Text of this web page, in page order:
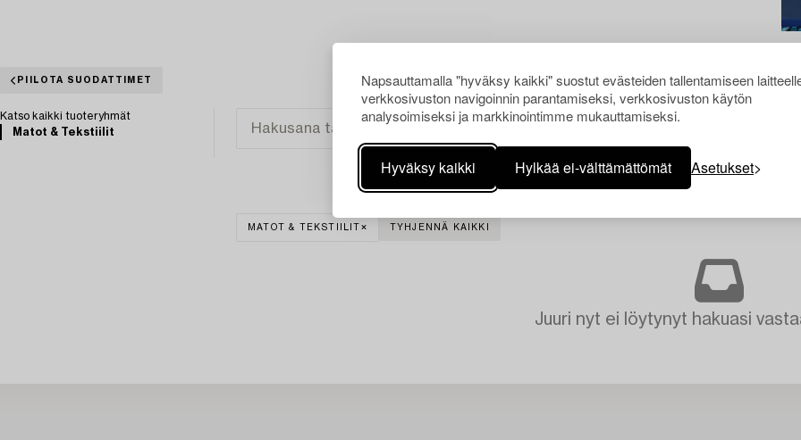
Napsauttamalla "hyväksy kaikki" suostut evästeiden tallentamiseen
verkkosivuston navigoinnin parantamiseksi, verkkosivuston käytön
analysoimiseksi ja markkinointimme mukauttamiseksi.
Hyväksy kaikki Hylkää ei-välttämättömät Asetukset
PIILOTA SUODATTIMET
Katso kaikki tuoteryhmät
Matot & Tekstiilit
MATOT & TEKSTIILIT TYHJENNÄ KAIKKI
Juuri nyt ei löytynyt hakuasi